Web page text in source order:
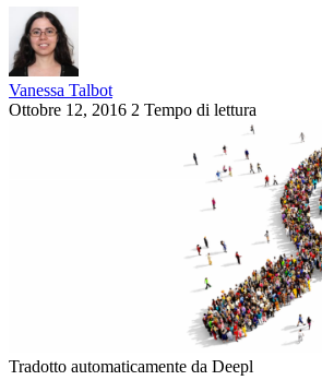
Vanessa Talbot
Ottobre 12, 2016 2 Tempo di lettura
Tradotto automaticamente da Deepl